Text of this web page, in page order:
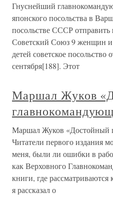
Гнуснейший
японского посольства в
посольстве СССР
Советский Союз 9 женщин
детей советское посольство
сентября[188]. Этот
Маршал Жуков
Маршал Жуков «Достойный
Читатели первого издания
меня, были ли ошибки в
как Верховного
книги, где
я рассказал о